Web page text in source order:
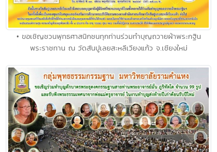
• ขอเชิญชวนพุทธศาสนิกชนทุกท่านร่วมทำบุญถวายผ้าพระกฐิน
พระราชทาน ณ วัดสันปูเลยสะหลีเวียงแก้ว จ.เชียงใหม่